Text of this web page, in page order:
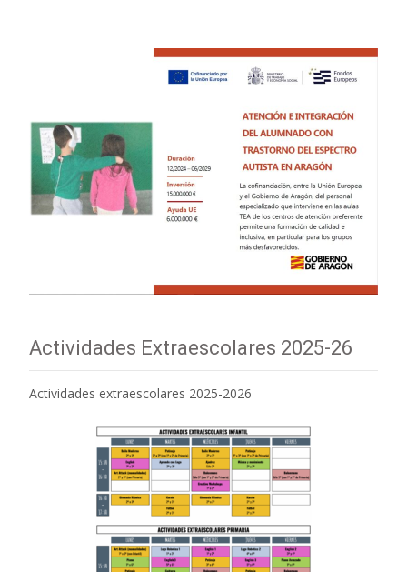
Actividades Extraescolares 2025-26
Actividades extraescolares 2025-2026